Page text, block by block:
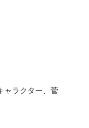
ャラクター、菅